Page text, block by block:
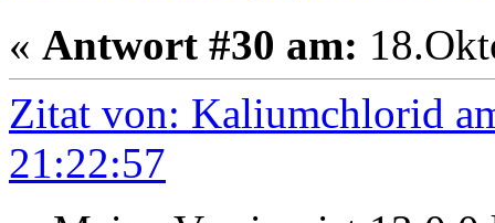
« Antwort #30 am:
Zitat von: Kaliumchlorid
21:22:57